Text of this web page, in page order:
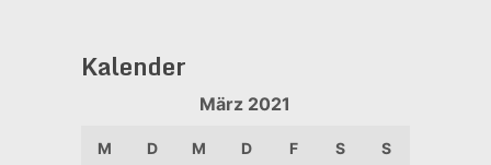
Kalender
März 2021
M D M D F S S